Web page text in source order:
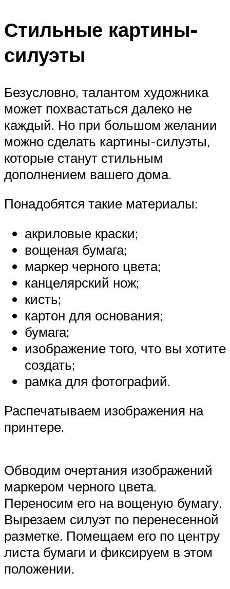
Стильные картины-
силуэты
Безусловно, талантом художника
может похвастаться далеко не
каждый. Но при большом желании
можно сделать картины-силуэты,
которые станут стильным
дополнением вашего дома.
Понадобятся такие материалы:
акриловые краски;
вощеная бумага;
маркер черного цвета;
канцелярский нож;
кисть;
картон для основания;
бумага;
изображение того, что вы хотите
создать;
рамка для фотографий.
Распечатываем изображения на
принтере.
Обводим очертания изображений
маркером черного цвета.
Переносим его на вощеную бумагу.
Вырезаем силуэт по перенесенной
разметке. Помещаем его по центру
листа бумаги и фиксируем в этом
положении.